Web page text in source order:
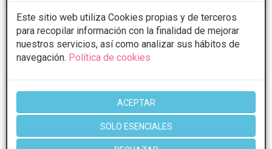
Este sitio web utiliza Cookies propias y de terceros
para recopilar información con la finalidad de mejorar
nuestros servicios, así como analizar sus hábitos de
navegación. Política de cookies
ACEPTAR
SOLO ESENCIALES
Preciostratamientos
* Estos precios son una estimación y en ningún caso se
corresponden con el precio que el centro puede ofrecer. Pueden
estar desactualizados o ser erróneos, contacte con el centro para